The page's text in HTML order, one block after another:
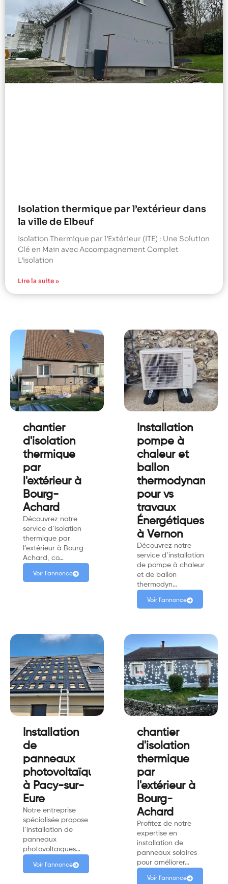
Isolation thermique par l’extérieur dans
la ville de Elbeuf
Isolation Thermique par l’Extérieur (ITE) : Une Solution
Clé en Main avec Accompagnement Complet
L’isolation
Lire la suite »
chantier
d'isolation
thermique
par
l'extérieur à
Bourg-
Achard
Découvrez notre
service d’isolation
thermique par
l’extérieur à Bourg-
Achard, co…
Voir l'annonce
Installation
pompe à
chaleur et
ballon
pour vs
travaux
Énergétiques
à Vernon
Découvrez notre
service d’installation
de pompe à chaleur
et de ballon
thermodyn…
Voir l'annonce
Installation
de
panneaux
photovoltaïques
à Pacy-sur-
Eure
Notre entreprise
spécialisée propose
l’installation de
panneaux
photovoltaïques…
Voir l'annonce
chantier
d'isolation
thermique
par
l'extérieur à
Bourg-
Achard
Profitez de notre
expertise en
installation de
panneaux solaires
pour améliorer…
Voir l'annonce